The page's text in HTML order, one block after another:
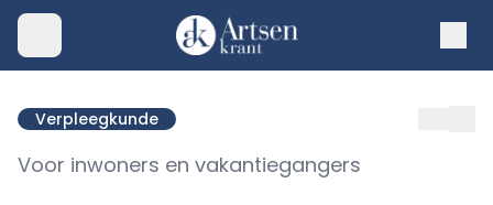
Verpleegkunde
Voor inwoners en vakantiegangers